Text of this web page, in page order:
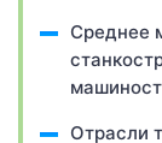
Среднее
Отрасли